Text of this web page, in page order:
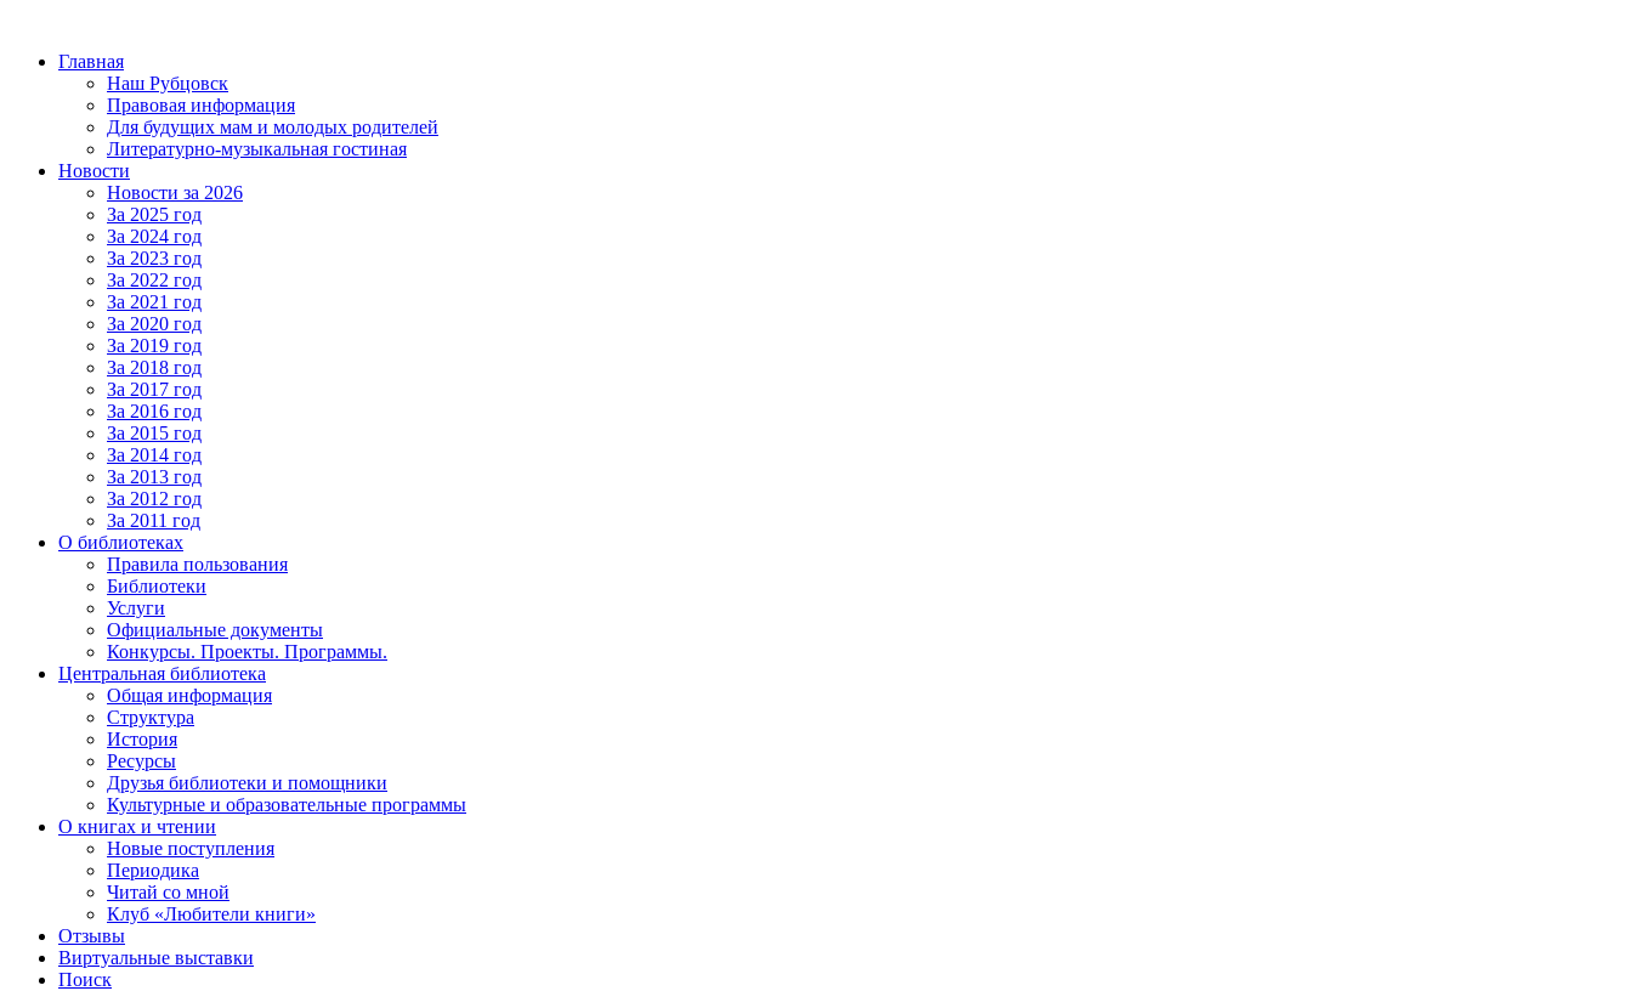
Главная
Наш Рубцовск
Правовая информация
Для будущих мам и молодых родителей
Литературно-музыкальная гостиная
Новости
Новости за 2026
За 2025 год
За 2024 год
За 2023 год
За 2022 год
За 2021 год
За 2020 год
За 2019 год
За 2018 год
За 2017 год
За 2016 год
За 2015 год
За 2014 год
За 2013 год
За 2012 год
За 2011 год
О библиотеках
Правила пользования
Библиотеки
Услуги
Официальные документы
Конкурсы. Проекты. Программы.
Центральная библиотека
Общая информация
Структура
История
Ресурсы
Друзья библиотеки и помощники
Культурные и образовательные программы
О книгах и чтении
Новые поступления
Периодика
Читай со мной
Клуб «Любители книги»
Отзывы
Виртуальные выставки
Поиск